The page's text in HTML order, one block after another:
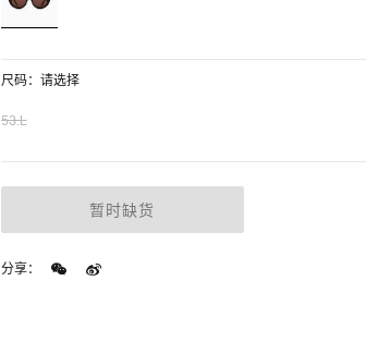
尺码：请选择
53.L
暂时缺货
分享：